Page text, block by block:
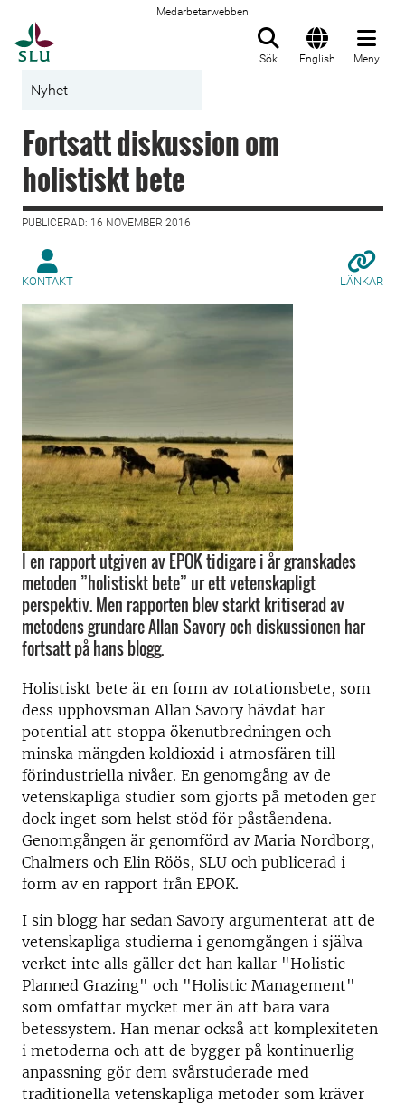
Medarbetarwebben
Sök English Meny
Nyhet
Fortsatt diskussion om
holistiskt bete
PUBLICERAD: 16 NOVEMBER 2016
KONTAKT LÄNKAR
I en rapport utgiven av EPOK tidigare i år granskades
metoden ”holistiskt bete” ur ett vetenskapligt
perspektiv. Men rapporten blev starkt kritiserad av
metodens grundare Allan Savory och diskussionen har
fortsatt på hans blogg.
Holistiskt bete är en form av rotationsbete, som
dess upphovsman Allan Savory hävdat har
potential att stoppa ökenutbredningen och
minska mängden koldioxid i atmosfären till
förindustriella nivåer. En genomgång av de
vetenskapliga studier som gjorts på metoden ger
dock inget som helst stöd för påståendena.
Genomgången är genomförd av Maria Nordborg,
Chalmers och Elin Röös, SLU och publicerad i
form av en rapport från EPOK.
I sin blogg har sedan Savory argumenterat att de
vetenskapliga studierna i genomgången i själva
verket inte alls gäller det han kallar "Holistic
Planned Grazing" och "Holistic Management"
som omfattar mycket mer än att bara vara
betessystem. Han menar också att komplexiteten
i metoderna och att de bygger på kontinuerlig
anpassning gör dem svårstuderade med
traditionella vetenskapliga metoder som kräver